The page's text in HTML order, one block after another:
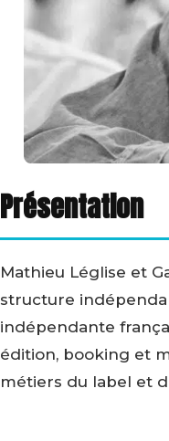
Présentation
Mathieu Léglise et
structure
indépendante
édition, booking et
métiers du label et